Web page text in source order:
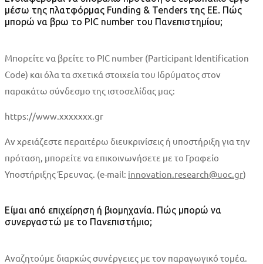
μέσω της πλατφόρμας Funding & Tenders της ΕΕ. Πώς
μπορώ να βρω το PIC number του Πανεπιστημίου;
Μπορείτε να βρείτε το PIC number (Participant Identification
Code) και όλα τα σχετικά στοιχεία του Ιδρύματος στον
παρακάτω σύνδεσμο της ιστοσελίδας μας:
https://www.xxxxxxx.gr
Αν χρειάζεστε περαιτέρω διευκρινίσεις ή υποστήριξη για την
πρόταση, μπορείτε να επικοινωνήσετε με το Γραφείο
Υποστήριξης Έρευνας. (e-mail: innovation.research@uoc.gr)
Είμαι από επιχείρηση ή βιομηχανία. Πώς μπορώ να
συνεργαστώ με το Πανεπιστήμιο;
Αναζητούμε διαρκώς συνέργειες με τον παραγωγικό τομέα.